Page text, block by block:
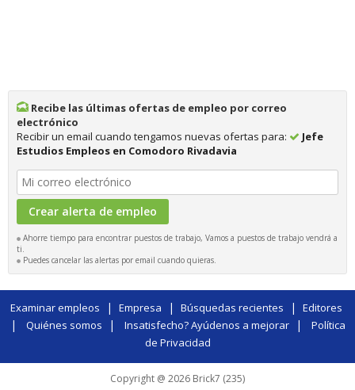
Recibe las últimas ofertas de empleo por correo
electrónico
Recibir un email cuando tengamos nuevas ofertas para:
Jefe
Estudios Empleos en Comodoro Rivadavia
Ahorre tiempo para encontrar puestos de trabajo, Vamos a puestos de trabajo vendrá a
ti.
Puedes cancelar las alertas por email cuando quieras.
Examinar empleos | Empresa | Búsquedas recientes | Editores
| Quiénes somos | Insatisfecho? Ayúdenos a mejorar|
Política
de Privacidad
Copyright @ 2026 Brick7 (235)